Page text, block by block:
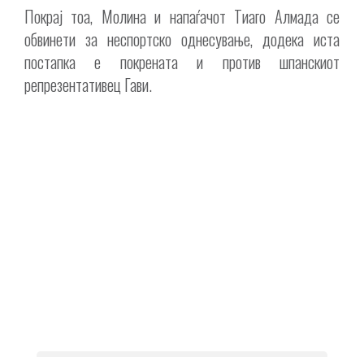
Покрај тоа, Молина и напаѓачот Тиаго Алмада се
обвинети за неспортско однесување, додека иста
постапка е покрената и против шпанскиот
репрезентативец Гави.